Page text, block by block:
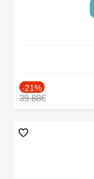
-21%
39.88€